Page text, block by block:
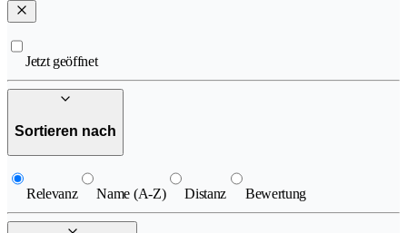
Jetzt geöffnet
Sortieren nach
Relevanz Name (A-Z) Distanz Bewertung